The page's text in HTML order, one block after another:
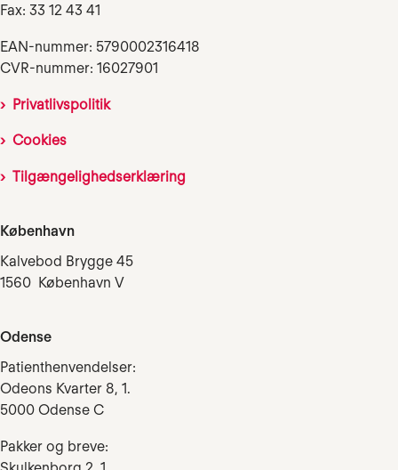
Fax: 33 12 43 41
EAN-nummer: 5790002316418
CVR-nummer: 16027901
Privatlivspolitik
Cookies
Tilgængelighedserklæring
København
Kalvebod Brygge 45
1560 København V
Odense
Patienthenvendelser:
Odeons Kvarter 8, 1.
5000 Odense C
Pakker og breve: